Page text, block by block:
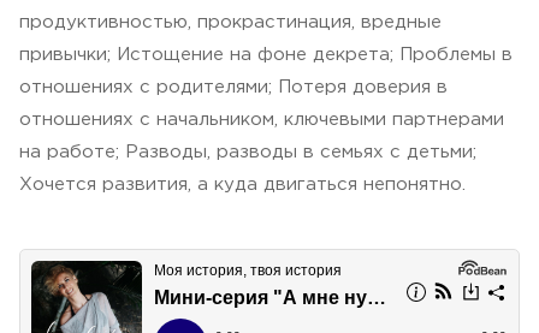
продуктивностью, прокрастинация, вредные
привычки; Истощение на фоне декрета; Проблемы в
отношениях с родителями; Потеря доверия в
отношениях с начальником, ключевыми партнерами
на работе; Разводы, разводы в семьях с детьми;
Хочется развития, а куда двигаться непонятно.